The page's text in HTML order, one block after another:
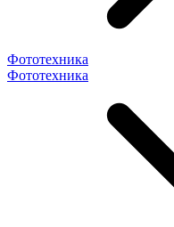
Фототехника
Фототехника